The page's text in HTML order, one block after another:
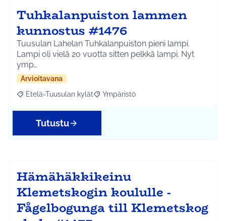
Tuhkalanpuiston lammen
kunnostus #1476
Tuusulan Lahelan Tuhkalanpuiston pieni lampi.
Lampi oli vielä 20 vuotta sitten pelkkä lampi. Nyt
ymp…
Arvioitavana
Rajaa tulokset aihepiirin mukaan: Etelä-Tuusulan kylät
Etelä-Tuusulan kylät Rajaa tulokset teeman mukaan:
Ympäristö
Tutustu
Hämähäkkikeinu
Klemetskogin koululle -
Fågelbogunga till Klemetskog